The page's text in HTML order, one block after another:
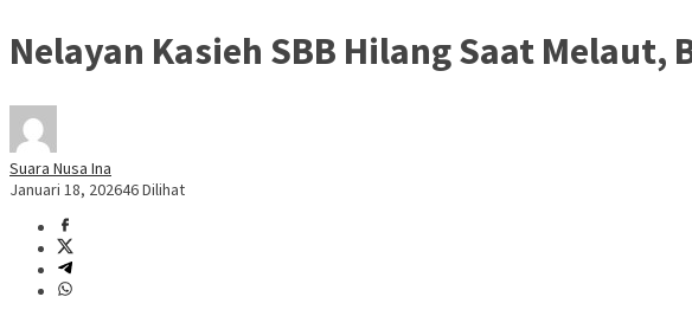
Nelayan Kasieh SBB Hilang Saat Melaut,
Suara Nusa Ina
Januari 18, 202646 Dilihat